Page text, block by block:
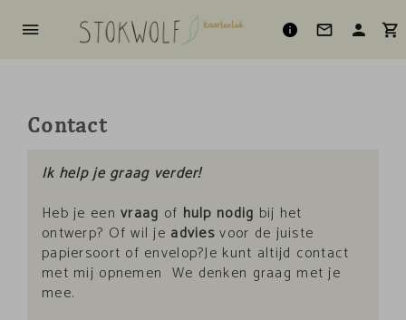
Contact
Ik help je graag verder!
Heb je eenvraag of hulp nodig bij het
ontwerp? Of wil je adviesvoor de juiste
papiersoort of envelop?Je kunt altijd contact
met mij opnemen We denken graag met je
mee.